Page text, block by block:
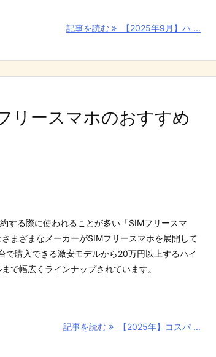
記事を読む 【2025年9月】ハ ...
リースマホのおすすめ
する際に使われることが多い「SIMフリースマ
まざまなメーカーがSIMフリースマホを展開して
で購入できる激安モデルから20万円以上するハイ
で幅広くラインナップされています。
記事を読む 【2025年】コスパ ...